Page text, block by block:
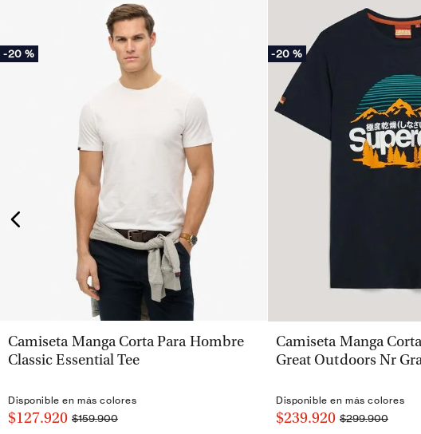
-20 %
VISTA RÁPIDA
Camiseta Manga Corta Para Hombre
Classic Essential Tee
Disponible en más colores
$127.920 $159.900
-20 %
VISTA
Camiseta Manga
Great Outdoors Nr
Disponible en más colores
$239.920 $299.900